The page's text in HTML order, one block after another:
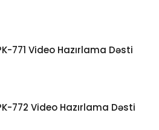
771 Video Hazırlama Dəsti
772 Video Hazırlama Dəsti